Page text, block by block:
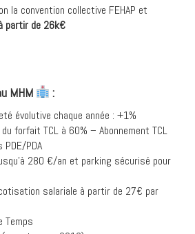
la convention collective FEHAP et
partir de 26k€
MHM :
évolutive chaque année : +1%
forfait TCL à 60% – Abonnement TCL
PDA
280 €/an et parking sécurisé pour
salariale à partir de 27€ par
Temps